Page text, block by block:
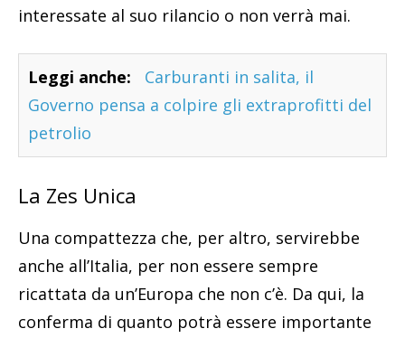
interessate al suo rilancio o non verrà mai.
Leggi anche:
Carburanti in salita, il
Governo pensa a colpire gli extraprofitti del
petrolio
La Zes Unica
Una compattezza che, per altro, servirebbe
anche all’Italia, per non essere sempre
ricattata da un’Europa che non c’è. Da qui, la
conferma di quanto potrà essere importante